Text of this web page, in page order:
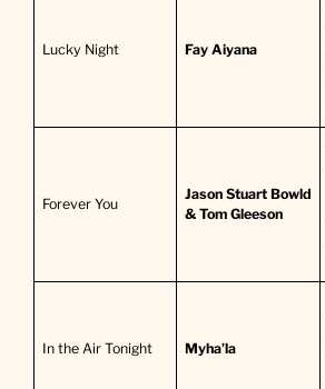
Lucky Night Fay Aiyana
Forever You
Jason Stuart Bowld
& Tom Gleeson
In the Air Tonight Myha’la